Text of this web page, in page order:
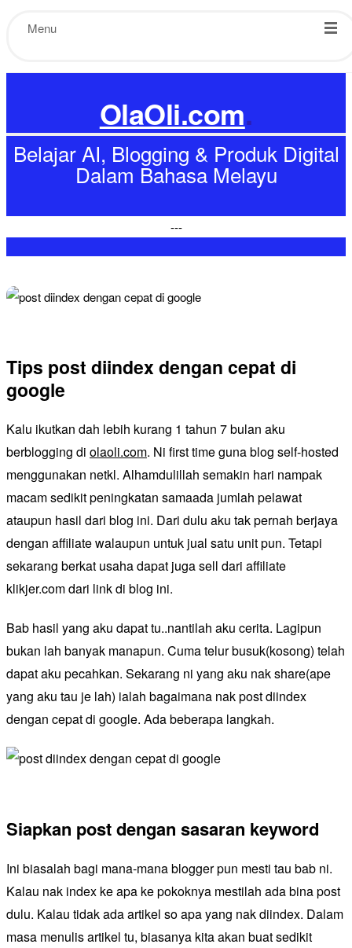
Menu
OlaOli.com.
Belajar AI, Blogging & Produk Digital
Dalam Bahasa Melayu
---
Tips post diindex dengan cepat di
google
Kalu ikutkan dah lebih kurang 1 tahun 7 bulan aku
berblogging di olaoli.com. Ni first time guna blog self-hosted
menggunakan netkl. Alhamdulillah semakin hari nampak
macam sedikit peningkatan samaada jumlah pelawat
ataupun hasil dari blog ini. Dari dulu aku tak pernah berjaya
dengan affiliate walaupun untuk jual satu unit pun. Tetapi
sekarang berkat usaha dapat juga sell dari affiliate
klikjer.com dari link di blog ini.
Bab hasil yang aku dapat tu..nantilah aku cerita. Lagipun
bukan lah banyak manapun. Cuma telur busuk(kosong) telah
dapat aku pecahkan. Sekarang ni yang aku nak share(ape
yang aku tau je lah) ialah bagaimana nak post diindex
dengan cepat di google. Ada beberapa langkah.
Siapkan post dengan sasaran keyword
Ini biasalah bagi mana-mana blogger pun mesti tau bab ni.
Kalau nak index ke apa ke pokoknya mestilah ada bina post
dulu. Kalau tidak ada artikel so apa yang nak diindex. Dalam
masa menulis artikel tu, biasanya kita akan buat sedikit